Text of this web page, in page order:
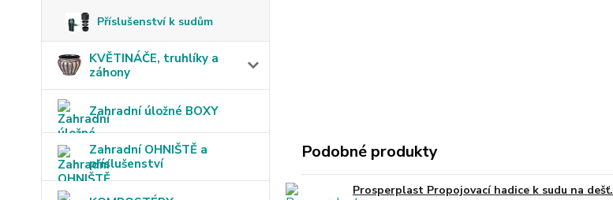
Příslušenství k sudům
KVĚTINÁČE, truhlíky a
záhony
Zahradní úložné BOXY
Zahradní OHNIŠTĚ a
příslušenství
Podobné produkty
Prosperplast Propojovací hadice k sudu na dešť.